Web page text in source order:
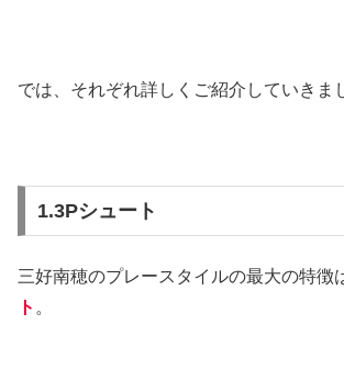
では、それぞれ詳しくご紹介していきま
1.3Pシュート
三好南穂のプレースタイルの最大の特徴
ト 。